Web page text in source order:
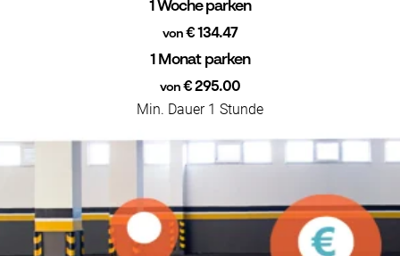
1 Woche parken
von€ 134.47
1 Monat parken
von € 295.00
Min. Dauer 1 Stunde